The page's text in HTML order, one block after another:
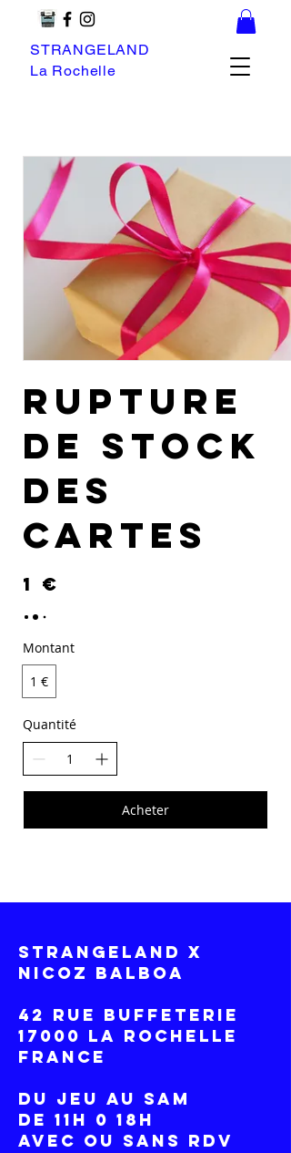
STRANGELAND
La Rochelle
rupture
de stock
des
cartes
1 €
Montant
1 €
Quantité
Acheter
STRANGELAND x
NICOZ BALBOA
42 RUE BUFFETERIE
17000 LA ROCHELLE
France
DU Jeu AU SAM
DE 11H 0 18H
avec ou sans RDV